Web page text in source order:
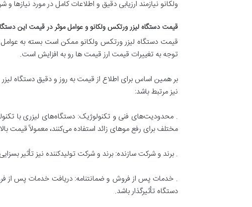
ولکانو نیازمند ارزیابی دقیق و اطلاعات کامل در مورد نیازها
قیمت دستگاه لیزر ورتکس ولکانو و عوامل موثر در قیمت این
توجه به تغییرات قیمت ارز قیمت ها رو به افزایش است.
بر همین اساس برای اطلاع از قیمت به روز و دقیق دستگاه
نیز مرتبط باشد:
. محدودیت‌های فنی و تکنولوژیک: دستگاه‌های لیزری با
مختلف برای رفع موهای زائد استفاده می‌کنند، معمولاً قیمت
. برند و شرکت سازنده: برند و شرکت تولیدکننده نیز تأثیر
. خدمات پس از فروش و ضمانتنامه: دریافت خدمات پس از
دستگاه تأثیرگذار باشد.